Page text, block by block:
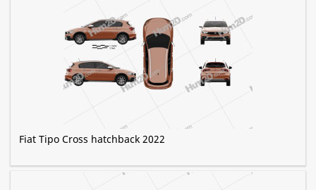
Fiat Tipo Cross hatchback 2022